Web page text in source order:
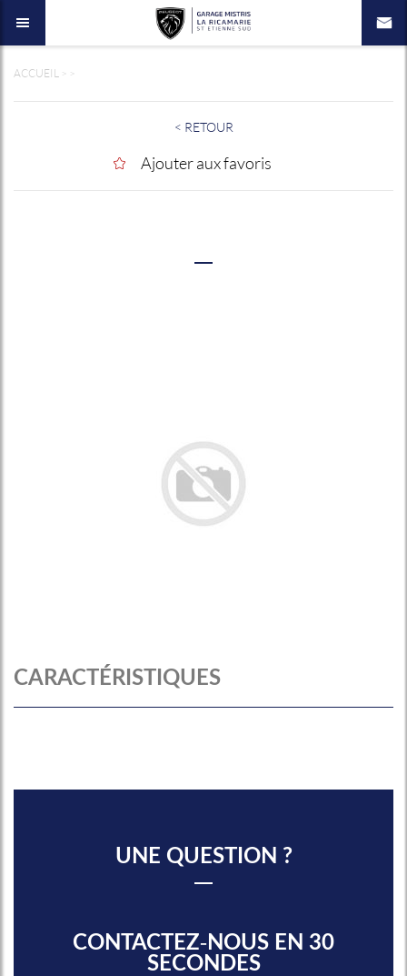
ACCUEIL
< RETOUR
Ajouter aux favoris
CARACTÉRISTIQUES
UNE QUESTION ?
CONTACTEZ-NOUS EN 30
SECONDES